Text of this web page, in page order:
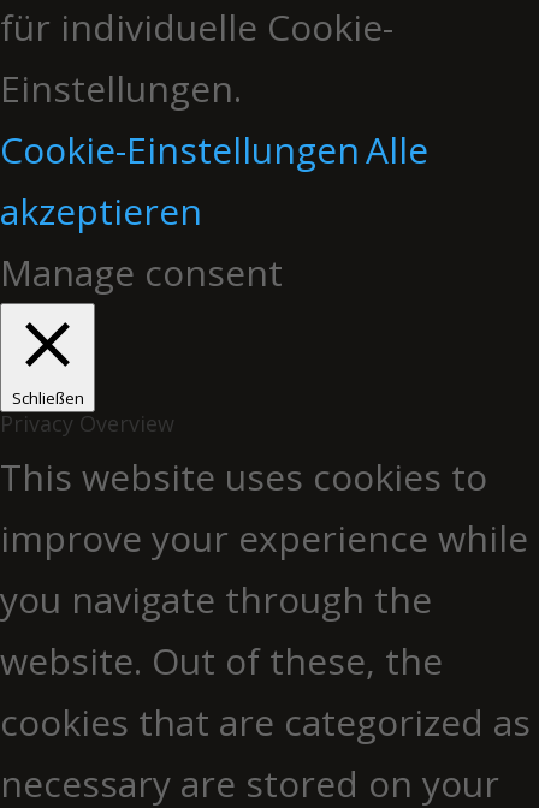
für individuelle Cookie-
Einstellungen.
Cookie-EinstellungenAlle
akzeptieren
Manage consent
Schließen
Privacy Overview
This website uses cookies to
improve your experience while
you navigate through the
website. Out of these, the
cookies that are categorized as
necessary are stored on your